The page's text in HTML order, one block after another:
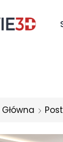
Główna